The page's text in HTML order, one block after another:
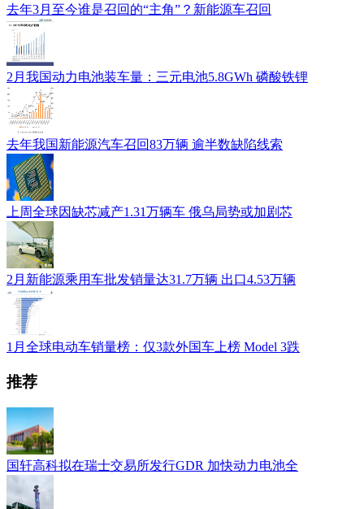
去年3月至今谁是召回的“主角”？新能源车召回
2月我国动力电池装车量：三元电池5.8GWh 磷酸铁锂
去年我国新能源汽车召回83万辆 逾半数缺陷线索
上周全球因缺芯减产1.31万辆车 俄乌局势或加剧芯
2月新能源乘用车批发销量达31.7万辆 出口4.53万辆
1月全球电动车销量榜：仅3款外国车上榜 Model 3跌
推荐
国轩高科拟在瑞士交易所发行GDR 加快动力电池全